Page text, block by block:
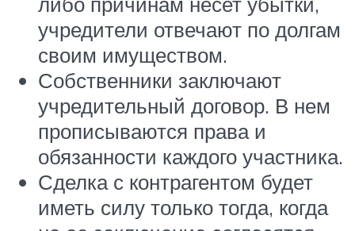
учредители отвечают по долгам
своим имуществом.
Собственники заключают
учредительный договор. В нем
прописываются права и
обязанности каждого участника.
Сделка с контрагентом будет
иметь силу только тогда, когда